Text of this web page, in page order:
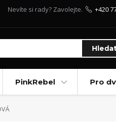
Nevíte si rady? Zavolejte. +420
PinkRebel Pro